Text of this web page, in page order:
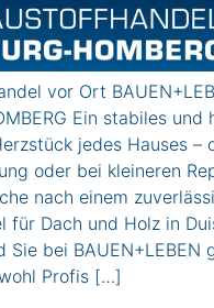
vor Ort
Ein stabiles
jedes Hauses –
oder bei kleineren
nach einem
für Dach und Holz in
Sie bei BAUEN+LEBEN
Profis […]